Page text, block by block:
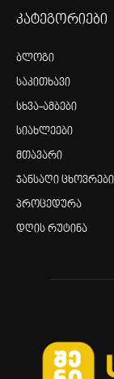
კატეგორიები
ბლოგი
საკითხავი
სხვა-ამბები
სიახლეები
მთავარი
ჯანსაღი
პროცედურა
დღის რუტინა